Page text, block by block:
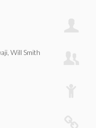
Will Smith